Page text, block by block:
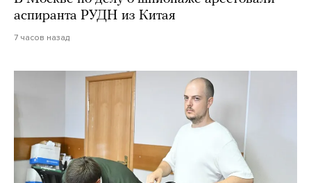
аспиранта РУДН из Китая
7 часов назад